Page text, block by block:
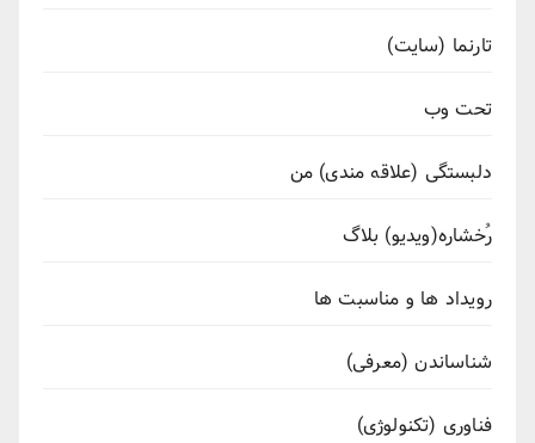
تارنما (سایت)
تحت وب
دلبستگی (علاقه مندی) من
رُخشاره(ویدیو) بلاگ
رویداد ها و مناسبت ها
شناساندن (معرفی)
فناوری (تکنولوژی)